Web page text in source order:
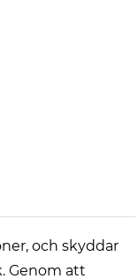
och skyddar
Genom att